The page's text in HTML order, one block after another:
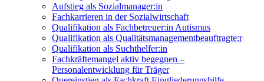
Aufstieg als Sozialmanager:in
Fachkarrieren in der Sozialwirtschaft
Qualifikation als Fachbetreuer:in Autismus
Qualifikation als Qualitätsmanagementbeauftragte:r
Qualifikation als Suchthelfer:in
Fachkräftemangel aktiv begegnen –
Personalentwicklung für Träger